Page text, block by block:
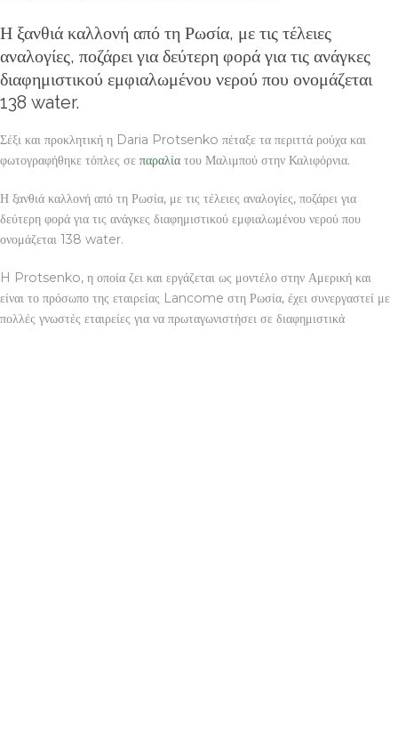
Η ξανθιά καλλονή από τη Ρωσία, με τις τέλειες
αναλογίες, ποζάρει για δεύτερη φορά για τις ανάγκες
διαφημιστικού εμφιαλωμένου νερού που ονομάζεται
138 water.
Σέξι και προκλητική η Daria Protsenko πέταξε τα περιττά ρούχα και
φωτογραφήθηκε τόπλες σε παραλία του Μαλιμπού στην Καλιφόρνια.
Η ξανθιά καλλονή από τη Ρωσία, με τις τέλειες αναλογίες, ποζάρει για
δεύτερη φορά για τις ανάγκες διαφημιστικού εμφιαλωμένου νερού που
ονομάζεται 138 water.
H Protsenko, η οποία ζει και εργάζεται ως μοντέλο στην Αμερική και
είναι το πρόσωπο της εταιρείας Lancome στη Ρωσία, έχει συνεργαστεί με
πολλές γνωστές εταιρείες για να πρωταγωνιστήσει σε διαφημιστικά